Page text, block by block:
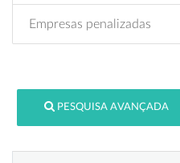
Empresas penalizadas
PESQUISA AVANÇADA